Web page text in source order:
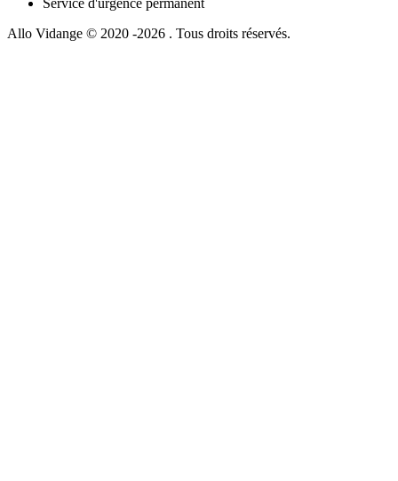
Allo Vidange © 2020 -2026 . Tous droits réservés.